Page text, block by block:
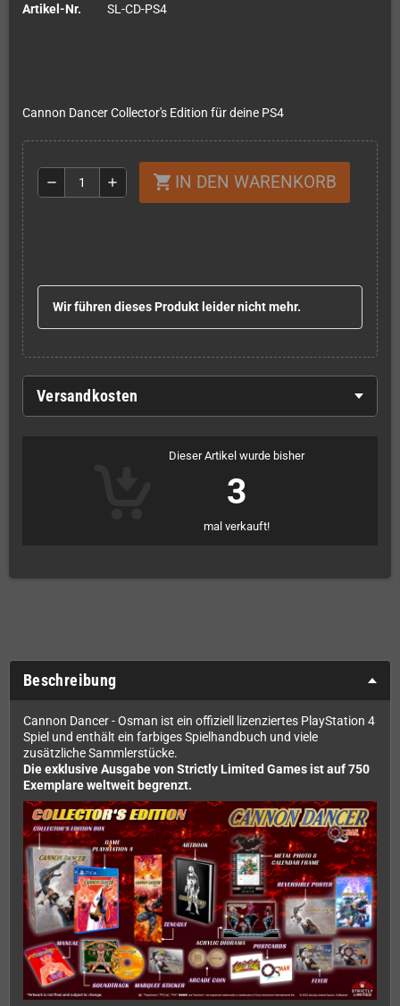
Artikel-Nr.
SL-CD-PS4
Cannon Dancer Collector's Edition für deine PS4
remove add shopping_cart IN DEN WARENKORB
Wir führen dieses Produkt leider nicht mehr.
Versandkosten
Dieser Artikel wurde bisher
3
mal verkauft!
Beschreibung
Cannon Dancer - Osman ist ein offiziell lizenziertes PlayStation 4
Spiel und enthält ein farbiges Spielhandbuch und viele
zusätzliche Sammlerstücke.
Die exklusive Ausgabe von Strictly Limited Games ist auf 750
Exemplare weltweit begrenzt.